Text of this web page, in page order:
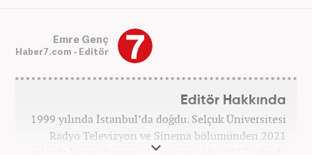
Emre Genç
Haber7.com - Editör
Editör Hakkında
1999 yılında İstanbul’da doğdu. Selçuk Üniversitesi
Radyo Televizyon ve Sinema bölümünden 2021